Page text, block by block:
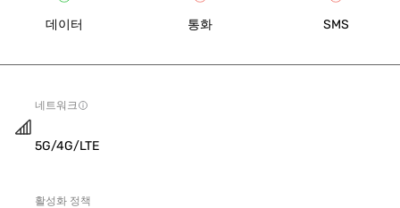
데이터 통화 SMS
네트워크
5G/4G/LTE
활성화 정책